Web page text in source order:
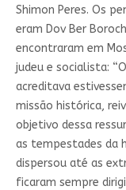
Shimon Peres. Os
eram Dov Ber
encontraram em
judeu e socialista:
acreditava
missão histórica,
objetivo dessa
as tempestades da
dispersou até as
ficaram sempre